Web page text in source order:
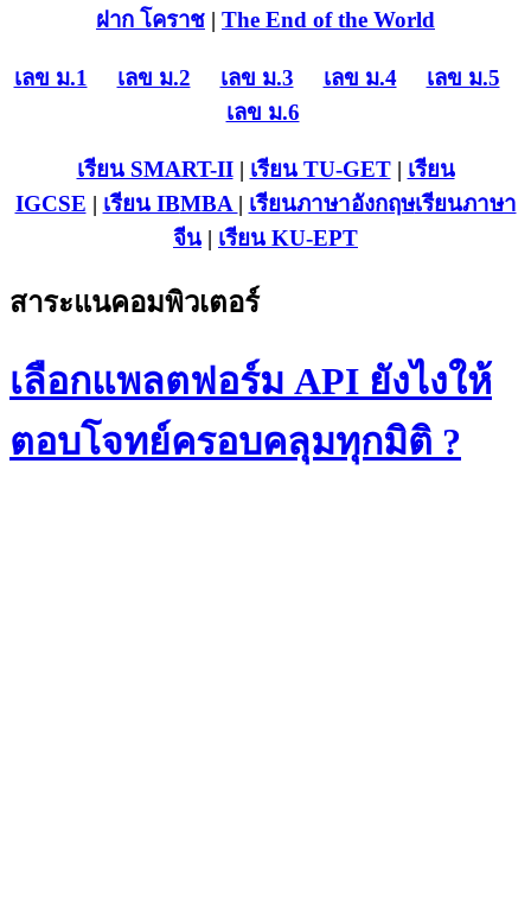
ฝาก โคราช | The End of the World
เลข ม.1 เลข ม.2 เลข ม.3 เลข ม.4
เลข ม.5
เลข ม.6
เรียน SMART-II| เรียน TU-GET| เรียน
IGCSE | เรียน IBMBA | เรียนภาษาอังกฤษเรียนภาษา
จีน | เรียน KU-EPT
สาระแนคอมพิวเตอร์
เลือกแพลตฟอร์ม API ยังไงให้
ตอบโจทย์ครอบคลุมทุกมิติ ?